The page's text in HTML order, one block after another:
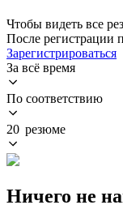
Чтобы видеть все
После регистрации
Зарегистрироваться
За всё время
По соответствию
20 резюме
Ничего не